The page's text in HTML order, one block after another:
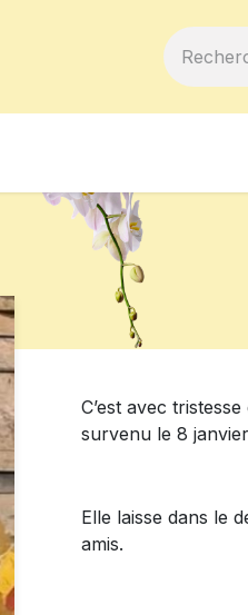
C’est avec
survenu le 8
Elle laisse dans le
amis.